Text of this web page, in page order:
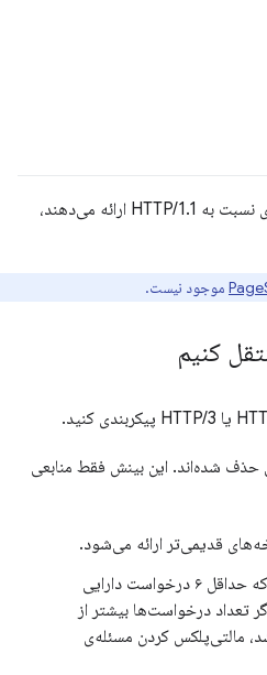
HTTP/2 و HTTP/3 مزایای زیادی نسبت به HTTP/1.1 ارائه می‌دهند،
موجود نیست.
کنیم
حذف شده‌اند. این بینش فقط منابعی
روی مبدأیی ارائه می‌شود که حداقل ۶ درخواست دارایی
تعداد درخواست‌ها بیشتر از
مالتی‌پلکس کردن مسئله‌ی